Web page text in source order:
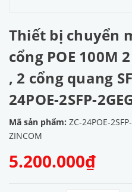
Thiết bị chuyển
cổng POE 100M
, 2 cổng quang
24POE-2SFP-
Mã sản phẩm: ZC-24POE-
ZINCOM
5.200.000₫